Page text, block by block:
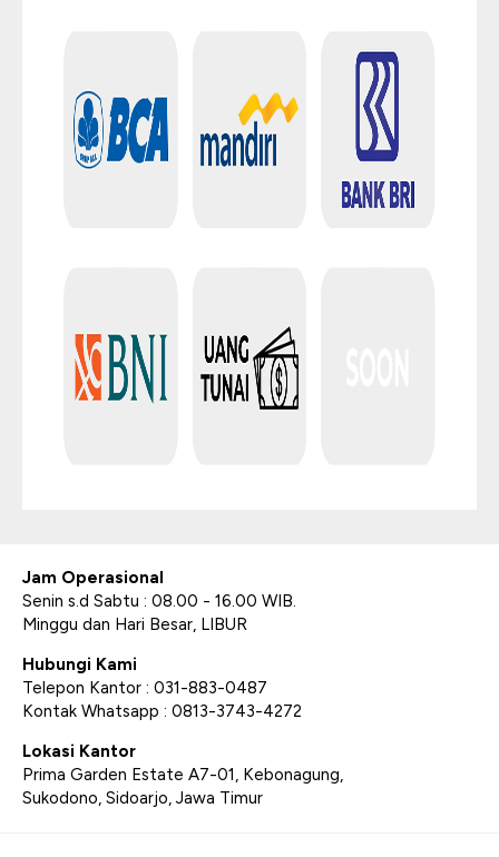
Jam Operasional
Senin s.d Sabtu : 08.00 - 16.00 WIB.
Minggu dan Hari Besar, LIBUR
Hubungi Kami
Telepon Kantor : 031-883-0487
Kontak Whatsapp : 0813-3743-4272
Lokasi Kantor
Prima Garden Estate A7-01, Kebonagung,
Sukodono, Sidoarjo, Jawa Timur